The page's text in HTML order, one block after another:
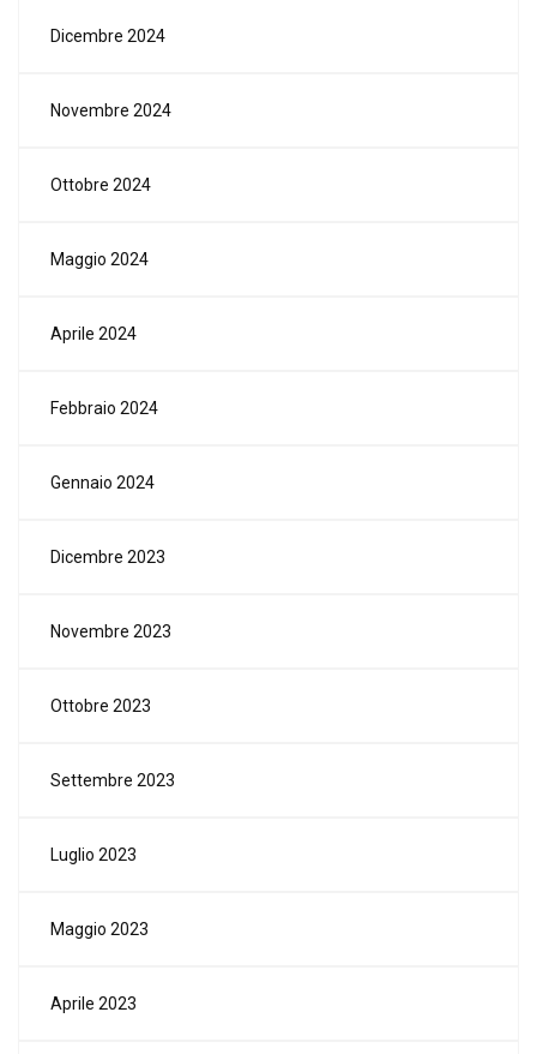
Dicembre 2024
Novembre 2024
Ottobre 2024
Maggio 2024
Aprile 2024
Febbraio 2024
Gennaio 2024
Dicembre 2023
Novembre 2023
Ottobre 2023
Settembre 2023
Luglio 2023
Maggio 2023
Aprile 2023